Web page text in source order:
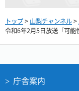
トップ> 山梨チャンネル>
令和6年2月5日放送「可能
庁舎案内